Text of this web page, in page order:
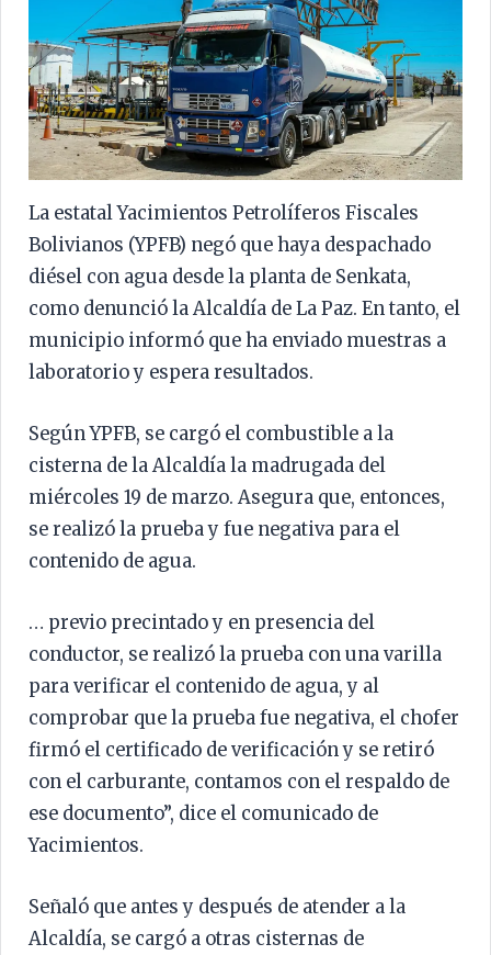
La estatal Yacimientos Petrolíferos Fiscales
Bolivianos (YPFB) negó que haya despachado
diésel con agua desde la planta de Senkata,
como denunció la Alcaldía de La Paz. En tanto, el
municipio informó que ha enviado muestras a
laboratorio y espera resultados.
Según YPFB, se cargó el combustible a la
cisterna de la Alcaldía la madrugada del
miércoles 19 de marzo. Asegura que, entonces,
se realizó la prueba y fue negativa para el
contenido de agua.
… previo precintado y en presencia del
conductor, se realizó la prueba con una varilla
para verificar el contenido de agua, y al
comprobar que la prueba fue negativa, el chofer
firmó el certificado de verificación y se retiró
con el carburante, contamos con el respaldo de
ese documento”, dice el comunicado de
Yacimientos.
Señaló que antes y después de atender a la
Alcaldía, se cargó a otras cisternas de